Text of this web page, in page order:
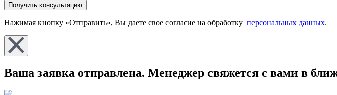
Получить консультацию
Нажимая кнопку «Отправить», Вы даете свое согласие на обработку персональных данных.
Ваша заявка отправлена. Менеджер свяжется с вами в